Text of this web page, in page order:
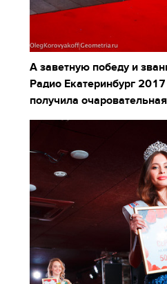
А заветную победу и
Радио Екатеринбург
получила